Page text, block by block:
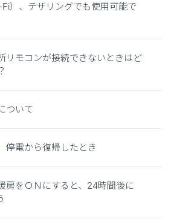
）、テザリングでも使用可能で
リモコンが接続できないときはど
ついて
停電から復帰したとき
房をＯＮにすると、24時間後に